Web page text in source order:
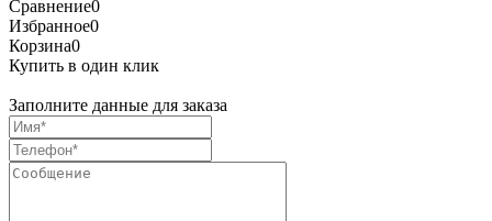
Сравнение0
Избранное0
Корзина0
Купить в один клик
Заполните данные для заказа